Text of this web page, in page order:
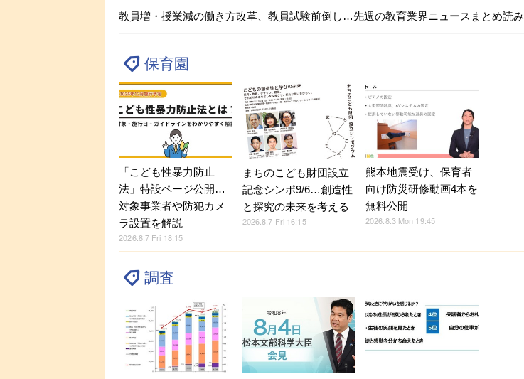
教員増・授業減の働き方改革、教員試験前倒し…先週の教育業界ニュースまとめ読み
保育園
「こども性暴力防止
法」特設ページ公開…
対象事業者や防犯カメ
ラ設置を解説
2026.8.7 Fri 18:15
まちのこども財団設立
記念シンポ9/6…創造性
と探究の未来を考える
2026.8.7 Fri 16:15
熊本地震受け、保育者
向け防災研修動画4本を
無料公開
2026.8.3 Mon 19:45
調査